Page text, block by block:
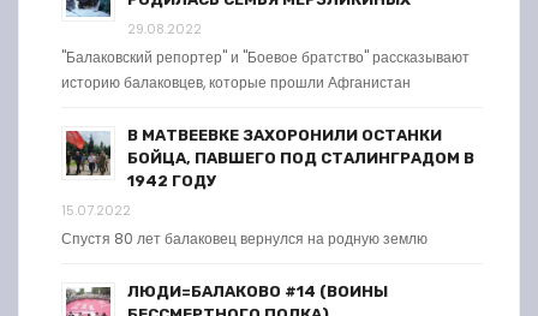
29.08.2022
"Балаковский репортер" и "Боевое братство" рассказывают
историю балаковцев, которые прошли Афганистан
В МАТВЕЕВКЕ ЗАХОРОНИЛИ ОСТАНКИ
БОЙЦА, ПАВШЕГО ПОД СТАЛИНГРАДОМ В
1942 ГОДУ
15.07.2022
Спустя 80 лет балаковец вернулся на родную землю
ЛЮДИ=БАЛАКОВО #14 (ВОИНЫ